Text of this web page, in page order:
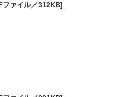
ファイル／312KB]